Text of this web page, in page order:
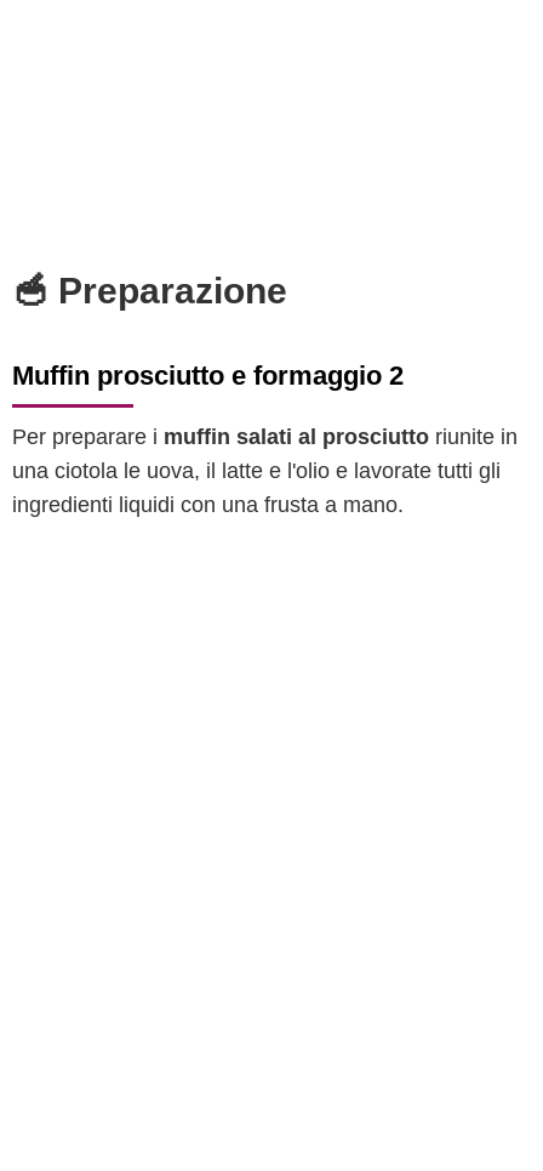
🥣 Preparazione
Muffin prosciutto e formaggio 2
Per preparare i muffin salati al prosciutto riunite in
una ciotola le uova, il latte e l'olio e lavorate tutti gli
ingredienti liquidi con una frusta a mano.